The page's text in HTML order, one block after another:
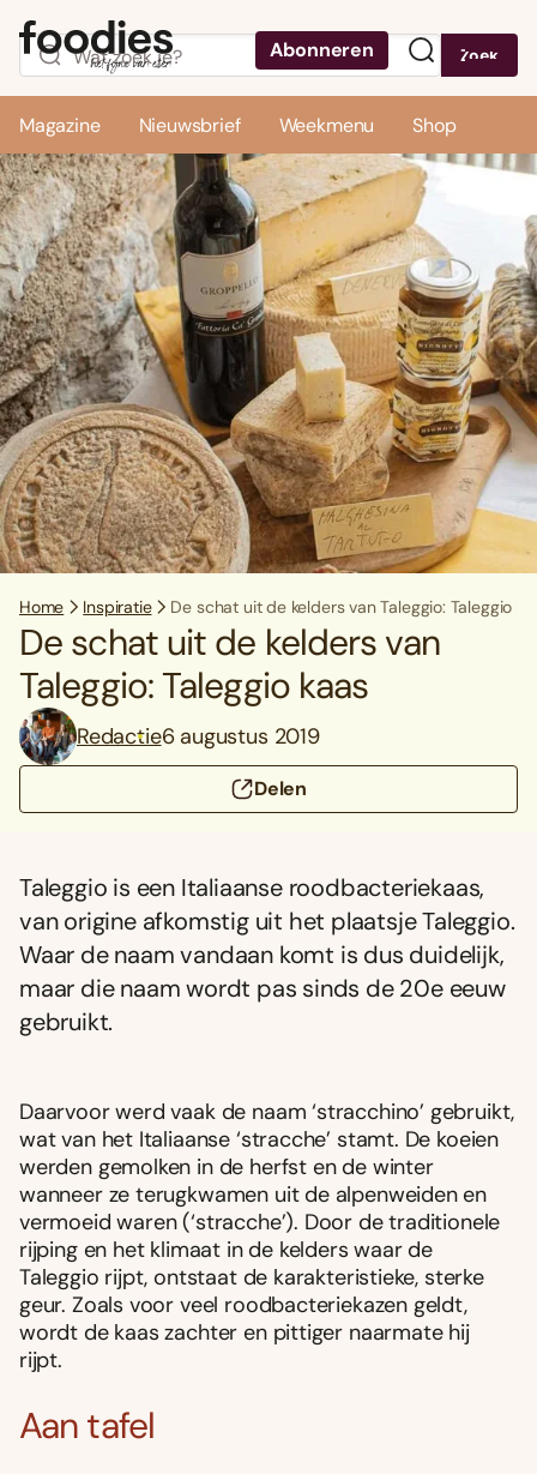
Abonneren Zoek
Magazine Nieuwsbrief Weekmenu Shop
Home Inspiratie De schat uit de kelders van Taleggio: Taleggio
De schat uit de kelders van
Taleggio: Taleggio kaas
Redactie6 augustus 2019
Delen
Taleggio is een Italiaanse roodbacteriekaas,
van origine afkomstig uit het plaatsje Taleggio.
Waar de naam vandaan komt is dus duidelijk,
maar die naam wordt pas sinds de 20e eeuw
gebruikt.
Daarvoor werd vaak de naam ‘stracchino’ gebruikt,
wat van het Italiaanse ‘stracche’ stamt. De koeien
werden gemolken in de herfst en de winter
wanneer ze terugkwamen uit de alpenweiden en
vermoeid waren (‘stracche’). Door de traditionele
rijping en het klimaat in de kelders waar de
Taleggio rijpt, ontstaat de karakteristieke, sterke
geur. Zoals voor veel roodbacteriekazen geldt,
wordt de kaas zachter en pittiger naarmate hij
rijpt.
Aan tafel